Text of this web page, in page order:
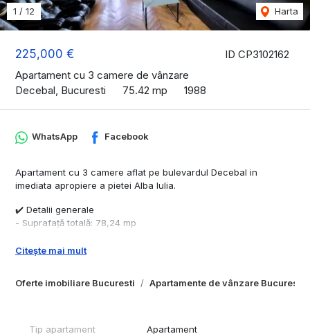
ID CP3102162
225,000 €
Apartament cu 3 camere de vânzare
Decebal, Bucuresti
75.42 mp 1988
1 / 12 Harta
Oferte imobiliare Bucuresti Apartamente de vânzare Bucuresti
WhatsApp Facebook
Apartament cu 3 camere aflat pe bulevardul Decebal in
imediata apropiere a pietei Alba Iulia.
✔️ Detalii generale
- Suprafață totală: 78,24 mp
- Balcoane: 2 (2,82 mp)
- An construcție imobil: 1988
✔️ Descriere
Citește mai mult
Tip apartament Apartament